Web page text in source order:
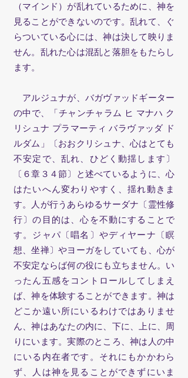
（マインド）が乱れているために、神を
見ることができないのです。乱れて、ぐ
らついている心には、神は決して映りま
せん。乱れた心は混乱と落胆をもたらし
ます。
アルジュナが、バガヴァッドギーター
の中で、「チャンチャラム ヒ マナハ ク
リシュナ プラマーティ バラヴァッダ ド
ルダム」〔おおクリシュナ、心はとても
不安定で、乱れ、ひどく動揺します〕
〔６章３４節〕と述べているように、心
はたいへん変わりやすく、揺れ動きま
す。人が行うあらゆるサーダナ〔霊性修
行〕の目的は、心を不動にすることで
す。ジャパ〔唱名〕やディヤーナ〔瞑
想、坐禅〕やヨーガをしていても、心が
不安定ならば何の役にも立ちません。い
ったん五感をコントロールしてしまえ
ば、神を体験することができます。神は
どこか遠い所にいるわけではありませ
ん、神はあなたの内に、下に、上に、周
りにいます。実際のところ、神は人の中
にいる内在者です。それにもかかわら
ず、人は神を見ることができずにいま